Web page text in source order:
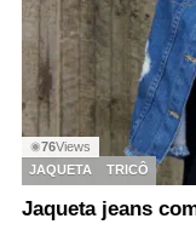
◉76Views
JAQUETA
TRICÔ
Jaqueta jeans